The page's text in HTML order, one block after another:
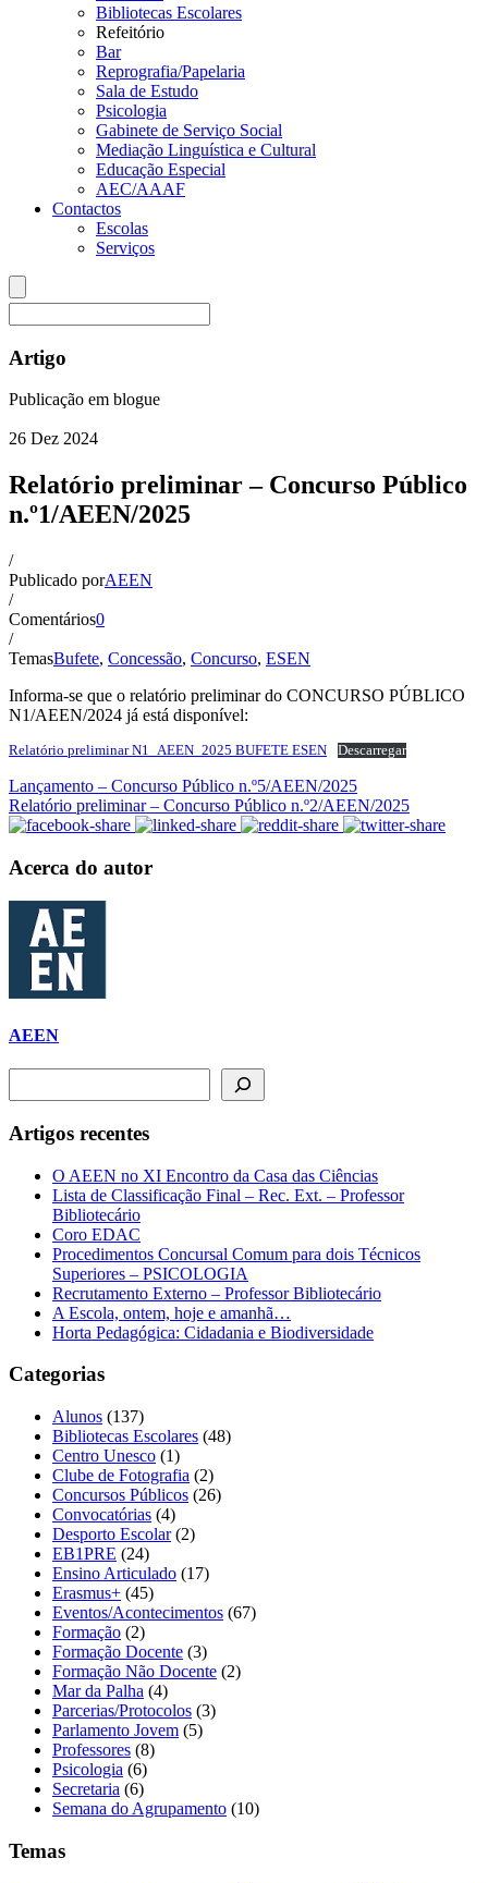
Bibliotecas Escolares
Refeitório
Bar
Reprografia/Papelaria
Sala de Estudo
Psicologia
Gabinete de Serviço Social
Mediação Linguística e Cultural
Educação Especial
AEC/AAAF
Contactos
Escolas
Serviços
Artigo
Publicação em blogue
26 Dez 2024
Relatório preliminar – Concurso Público
n.º1/AEEN/2025
/
Publicado porAEEN
/
Comentários0
/
TemasBufete, Concessão, Concurso, ESEN
Informa-se que o relatório preliminar do CONCURSO PÚBLICO
N1/AEEN/2024 já está disponível:
Relatório preliminar N1_AEEN_2025 BUFETE ESEN Descarregar
Lançamento – Concurso Público n.º5/AEEN/2025
Relatório preliminar – Concurso Público n.º2/AEEN/2025
Acerca do autor
AEEN
Artigos recentes
O AEEN no XI Encontro da Casa das Ciências
Lista de Classificação Final – Rec. Ext. – Professor
Bibliotecário
Coro EDAC
Procedimentos Concursal Comum para dois Técnicos
Superiores – PSICOLOGIA
Recrutamento Externo – Professor Bibliotecário
A Escola, ontem, hoje e amanhã…
Horta Pedagógica: Cidadania e Biodiversidade
Categorias
Alunos (137)
Bibliotecas Escolares (48)
Centro Unesco (1)
Clube de Fotografia (2)
Concursos Públicos (26)
Convocatórias (4)
Desporto Escolar(2)
EB1PRE (24)
Ensino Articulado (17)
Erasmus+ (45)
Eventos/Acontecimentos (67)
Formação (2)
Formação Docente (3)
Formação Não Docente (2)
Mar da Palha (4)
Parcerias/Protocolos (3)
Parlamento Jovem (5)
Professores (8)
Psicologia (6)
Secretaria (6)
Semana do Agrupamento (10)
Temas